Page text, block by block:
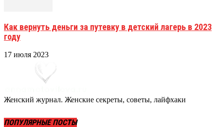
Как вернуть деньги за путевку в детский лагерь в 2023
году
17 июля 2023
Женский журнал. Женские секреты, советы, лайфхаки
ПОПУЛЯРНЫЕ ПОСТЫ